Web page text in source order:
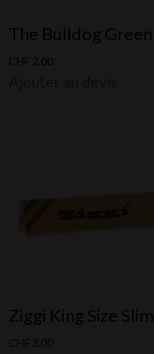
The Bulldog Green
CHF 2.00
Ziggi King Size Slim
CHF 3.00